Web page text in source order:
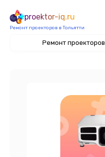
proektor-iq.ru
Ремонт проекторов в Тольятти
Ремонт проекторов